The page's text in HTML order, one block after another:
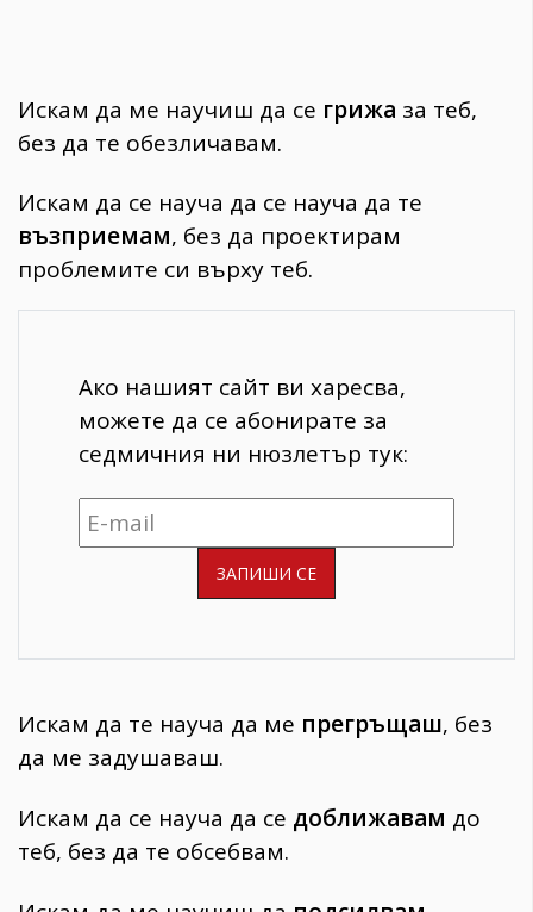
Искам да ме научиш да се грижа за теб,
без да те обезличавам.
Искам да се науча да се науча да те
възприемам, без да проектирам
проблемите си върху теб.
Ако нашият сайт ви харесва,
можете да се абонирате за
седмичния ни нюзлетър тук:
Искам да те науча да ме прегръщаш, без
да ме задушаваш.
Искам да се науча да се доближавам до
теб, без да те обсебвам.